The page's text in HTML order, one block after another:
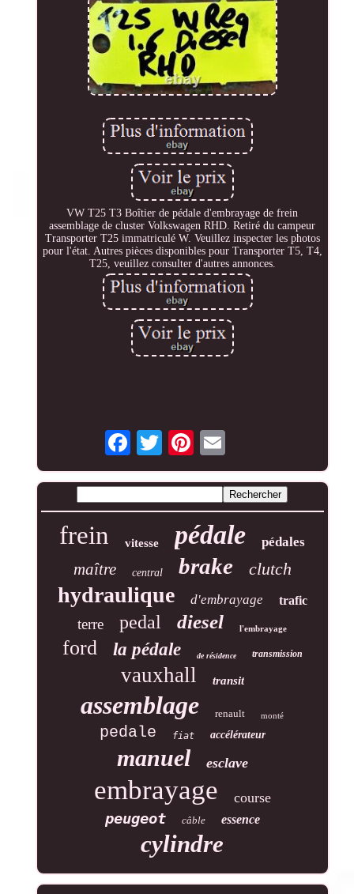
VW T25 T3 Boîtier de pédale d'embrayage de frein
assemblage de cluster Volkswagen RHD. Retiré du campeur
Transporter T25 immatriculé W. Veuillez inspecter les photos
pour l'état. Autres pièces disponibles pour Transporter T5, T4,
T25, veuillez consulter d'autres annonces.
frein vitesse pédale pédales
maître central brake clutch
hydraulique d'embrayage trafic
terre pedal diesel l'embrayage
ford la pédale de résidence transmission
vauxhall transit
assemblage renault monté
pedale fiat accélérateur
manuel esclave
embrayage course
peugeot câble essence
cylindre